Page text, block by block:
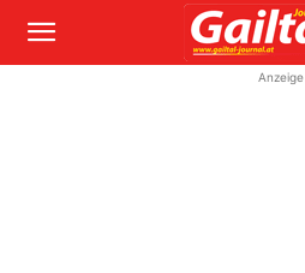
Anzeige